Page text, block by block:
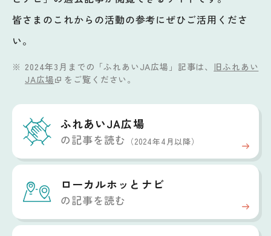
皆さまのこれからの活動の参考にぜひご活用くださ
い。
2024年3月までの「ふれあいJA広場」記事は、 旧ふれあい
JA広場
をご覧ください。
ふれあいJA広場
の記事を読む （2024年4月以降）
ローカルホッと ナビ
の記事を読む